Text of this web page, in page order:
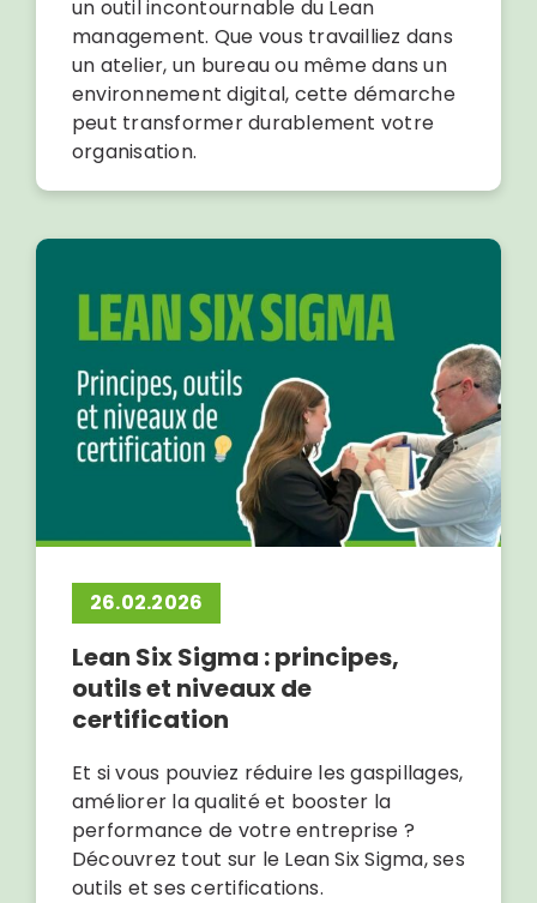
un outil incontournable du Lean
management. Que vous travailliez dans
un atelier, un bureau ou même dans un
environnement digital, cette démarche
peut transformer durablement votre
organisation.
26.02.2026
Lean Six Sigma : principes,
outils et niveaux de
certification
Et si vous pouviez réduire les gaspillages,
améliorer la qualité et booster la
performance de votre entreprise ?
Découvrez tout sur le Lean Six Sigma, ses
outils et ses certifications.